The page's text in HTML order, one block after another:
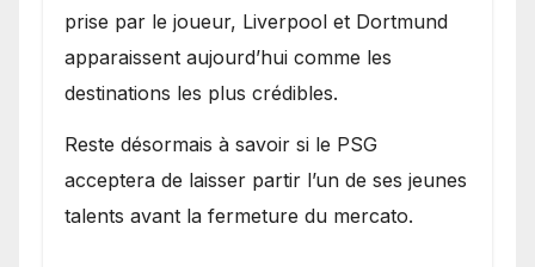
prise par le joueur, Liverpool et Dortmund
apparaissent aujourd’hui comme les
destinations les plus crédibles.
Reste désormais à savoir si le PSG
acceptera de laisser partir l’un de ses jeunes
talents avant la fermeture du mercato.